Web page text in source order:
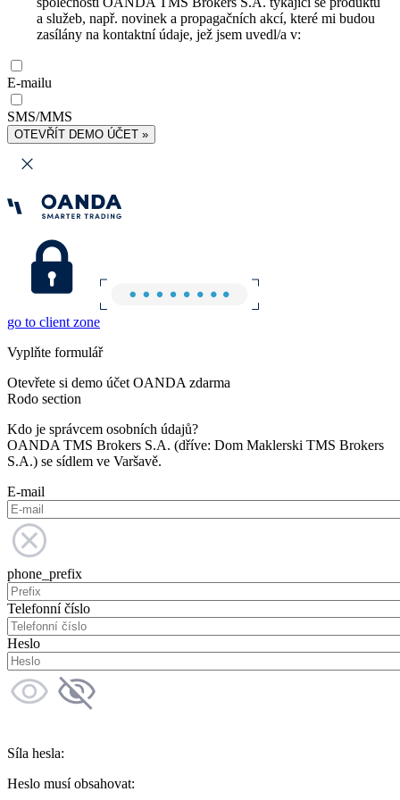
a služeb, např. novinek a propagačních akcí, které mi budou
zasílány na kontaktní údaje, jež jsem uvedl/a v:
E-mailu
SMS/MMS
OTEVŘÍT DEMO ÚČET »
go to client zone
Vyplňte formulář
Otevřete si demo účet OANDA zdarma
Rodo section
Kdo je správcem osobních údajů?
OANDA TMS Brokers S.A. (dříve: Dom Maklerski TMS Brokers
S.A.) se sídlem ve Varšavě.
E-mail
phone_prefix
Telefonní číslo
Heslo
Síla hesla:
Heslo musí obsahovat: